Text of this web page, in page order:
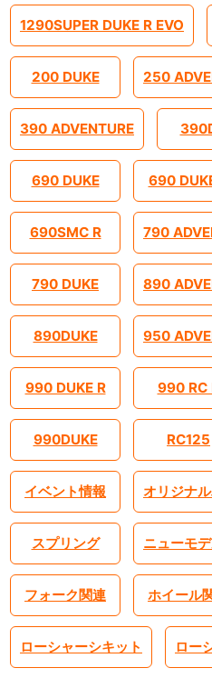
1290SUPER DUKE R EVO
200 DUKE 250
390 ADVENTURE
690 DUKE 690
690SMC R 790
790 DUKE 890
890DUKE 950
990 DUKE R 990 RC
990DUKE RC125
イベント情報 オリジナ
スプリング ニューモ
フォーク関連 ホイール
ローシャーシキット ロー